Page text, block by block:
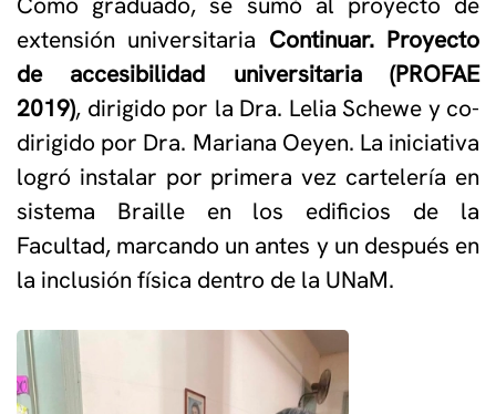
extensión universitaria Continuar. Proyecto
de accesibilidad universitaria (PROFAE
2019), dirigido por la Dra. Lelia Schewe y co-
dirigido por Dra. Mariana Oeyen. La iniciativa
logró instalar por primera vez cartelería en
sistema Braille en los edificios de la
Facultad, marcando un antes y un después en
la inclusión física dentro de la UNaM.